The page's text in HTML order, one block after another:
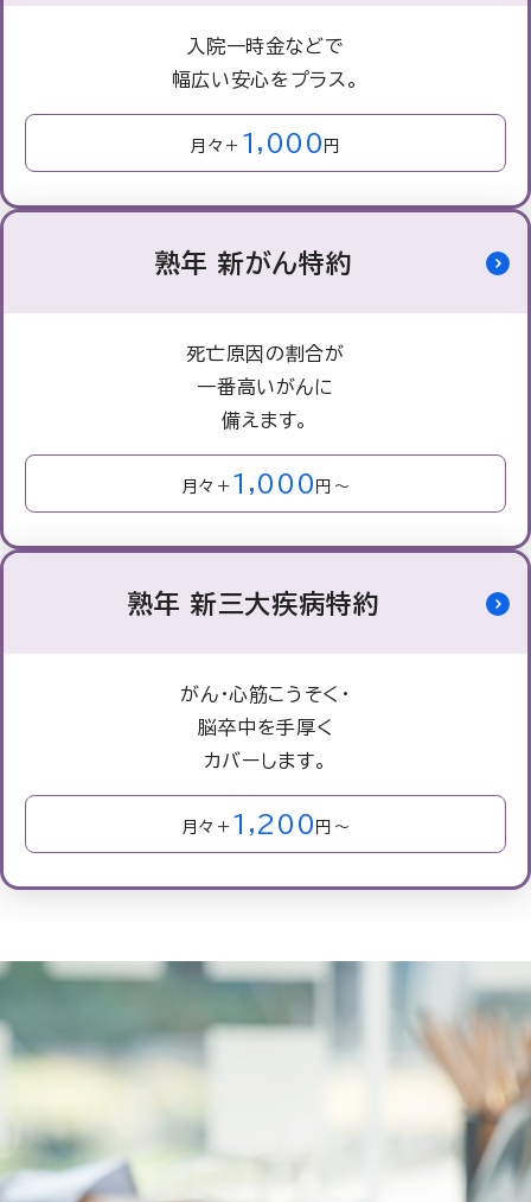
入院一時金などで
幅広い安心をプラス。
月々＋ 1,000 円
熟年 新がん特約
死亡原因の割合が
一番高いがんに
備えます。
月々＋ 1,000 円～
熟年 新三大疾病特約
がん・心筋こうそく・
脳卒中を手厚く
カバーします。
月々＋ 1,200 円～